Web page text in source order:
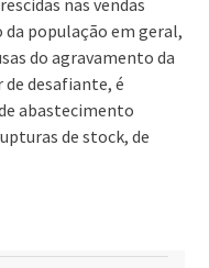
nas vendas
população em geral,
do agravamento da
desafiante, é
abastecimento
de stock, de